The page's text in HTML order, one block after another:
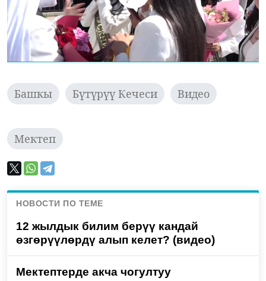
Башкы Бүтүрүү Кечеси Видео
Мектеп
НОВОСТИ ПО ТЕМЕ
12 жылдык билим берүү кандай
өзгөрүүлөрдү алып келет? (видео)
Мектептерде акча чогултуу